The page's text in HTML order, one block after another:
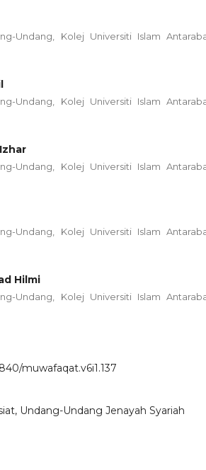
Undang, Kolej Universiti Islam
Undang, Kolej Universiti Islam
Undang, Kolej Universiti Islam
Undang, Kolej Universiti Islam
Hilmi
Undang, Kolej Universiti Islam
muwafaqat.v6i1.137
Undang-Undang Jenayah Syariah